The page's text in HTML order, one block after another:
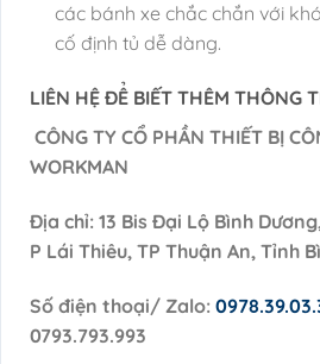
các bánh xe chắc chắn với
cố định tủ dễ dàng.
LIÊN HỆ ĐỂ BIẾT THÊM THÔNG
CÔNG TY CỔ PHẦN THIẾT BỊ
WORKMAN
Địa chỉ: 13 Bis Đại Lộ Bình
P Lái Thiêu, TP Thuận An, Tỉnh
Số điện thoại/ Zalo:
0793.793.993